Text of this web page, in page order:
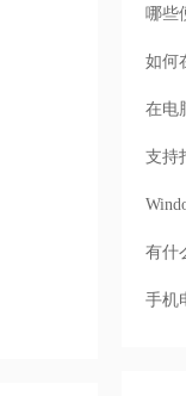
哪些
如何
在电
支持
有什
手机